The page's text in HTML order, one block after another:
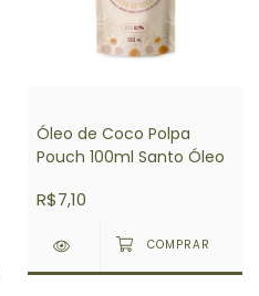
Óleo de Coco Polpa
Pouch 100ml Santo Óleo
R$7,10